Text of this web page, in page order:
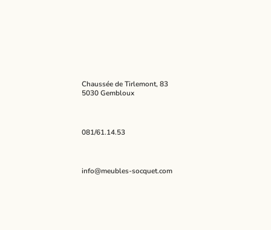
Chaussée de Tirlemont, 83
5030 Gembloux
081/61.14.53
info@meubles-socquet.com